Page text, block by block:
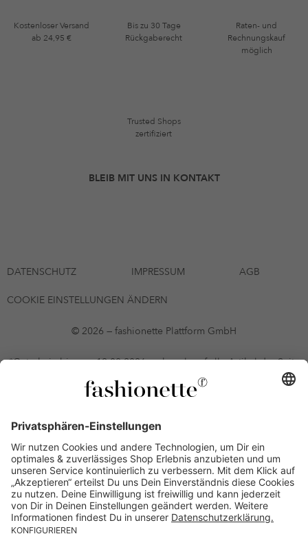
Kostenloser Versand
ab 24,95 €
Bis zu 30 Tage
Rückgaberecht
Raten- und
Rechnungskauf
möglich
Trusted Shops
zertifiziert
BLEIB MIT UNS IN KONTAKT
DATENSCHUTZ IMPRESSUM AGB
COOKIE EINSTELLUNGEN ÄNDERN
© 2026 — fashionette Plattform GmbH
*Gutschein bis zum 12.08.2026 mehrmals auf alle Artikel der Seite
fashionette.at/selected-styles anwendbar. Es gelten die in den AGB
§9 festgelegten Bedingungen.
vorausgesetzt, alle Preise inkl. MwSt. und ohne Versandkosten. Bei
Ratenkäufen kann die letzte Rate geringfügig abweichen. Die
Anzahl der Raten und die jeweilige Verfügbarkeit von
Zahlungsmethoden kann variieren. Die Prominenten, die
namentlich genannt oder dargestellt werden, haben keine der auf
der Website angebotenen Artikel anerkannt, empfohlen oder
befürwortet. Lieferungen sind nur an Lieferadressen in Österreich